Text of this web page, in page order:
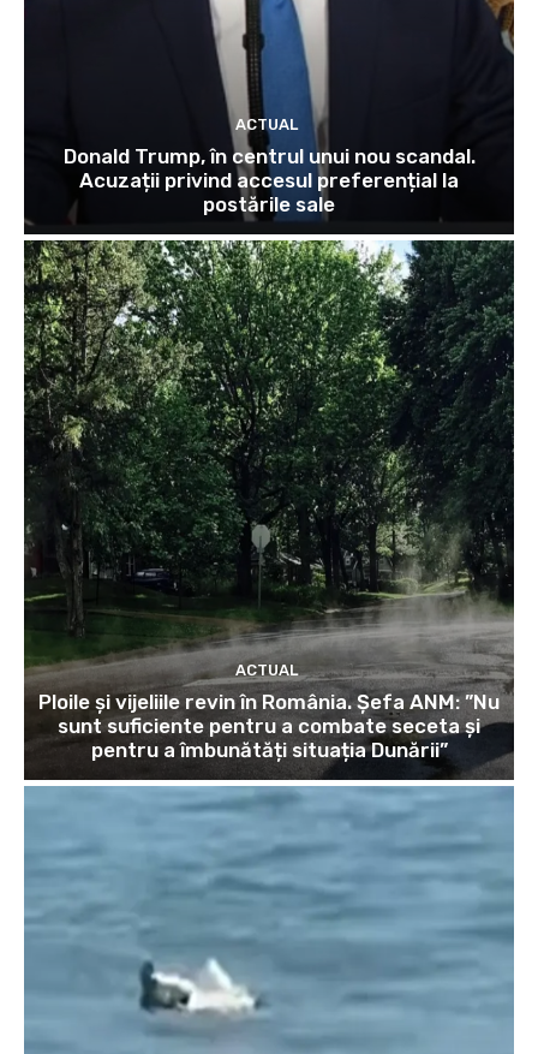
ACTUAL
Donald Trump, în centrul unui nou scandal.
Acuzații privind accesul preferențial la
postările sale
ACTUAL
Ploile și vijeliile revin în România. Șefa ANM: ”Nu
sunt suficiente pentru a combate seceta și
pentru a îmbunătăți situația Dunării”